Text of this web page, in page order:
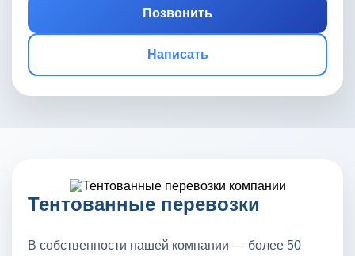
Позвонить
Написать
Тентованные перевозки
В собственности нашей компании — более 50